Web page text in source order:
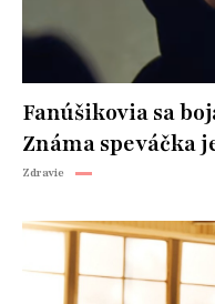
Fanúšikovia sa
Známa speváčka
Zdravie